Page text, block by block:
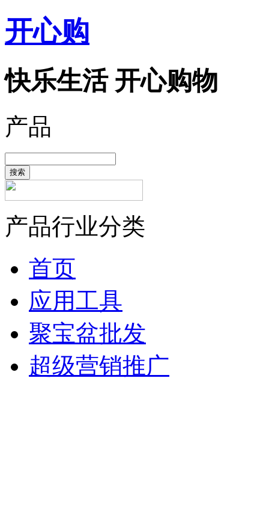
开心购
快乐生活 开心购物
产品
搜索
产品行业分类
首页
应用工具
聚宝盆批发
超级营销推广